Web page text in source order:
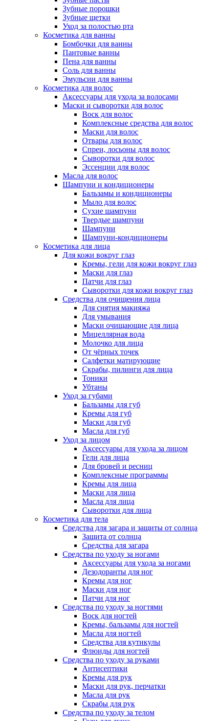
Зубные порошки
Зубные щетки
Уход за полостью рта
Косметика для ванны
Бомбочки для ванны
Пантовые ванны
Пена для ванны
Соль для ванны
Эмульсии для ванны
Косметика для волос
Аксессуары для ухода за волосами
Маски и сыворотки для волос
Воск для волос
Комплексные средства для волос
Маски для волос
Отвары для волос
Спреи, лосьоны для волос
Сыворотки для волос
Эссенции для волос
Масла для волос
Шампуни и кондиционеры
Бальзамы и кондиционеры
Мыло для волос
Сухие шампуни
Твердые шампуни
Шампуни
Шампуни-кондиционеры
Косметика для лица
Для кожи вокруг глаз
Кремы, гели для кожи вокруг глаз
Маски для глаз
Патчи для глаз
Сыворотки для кожи вокруг глаз
Средства для очищения лица
Для снятия макияжа
Для умывания
Маски очищающие для лица
Мицеллярная вода
Молочко для лица
От чёрных точек
Салфетки матирующие
Скрабы, пилинги для лица
Тоники
Убтаны
Уход за губами
Бальзамы для губ
Кремы для губ
Маски для губ
Масла для губ
Уход за лицом
Аксессуары для ухода за лицом
Гели для лица
Для бровей и ресниц
Комплексные программы
Кремы для лица
Маски для лица
Масла для лица
Сыворотки для лица
Косметика для тела
Средства для загара и защиты от солнца
Защита от солнца
Средства для загара
Средства по уходу за ногами
Аксессуары для ухода за ногами
Дезодоранты для ног
Кремы для ног
Маски для ног
Патчи для ног
Средства по уходу за ногтями
Воск для ногтей
Кремы, бальзамы для ногтей
Масла для ногтей
Средства для кутикулы
Флюиды для ногтей
Средства по уходу за руками
Антисептики
Кремы для рук
Маски для рук, перчатки
Масла для рук
Скрабы для рук
Средства по уходу за телом